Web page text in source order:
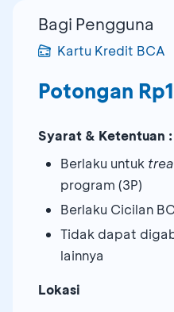
Bagi Pengguna
Kartu Kredit BCA
Potongan
Syarat & Ketentuan :
Berlaku untuk
program (3P)
Berlaku Cicilan
Tidak dapat
lainnya
Lokasi